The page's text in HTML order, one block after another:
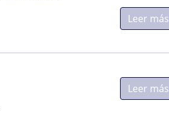
Leer más
Leer más